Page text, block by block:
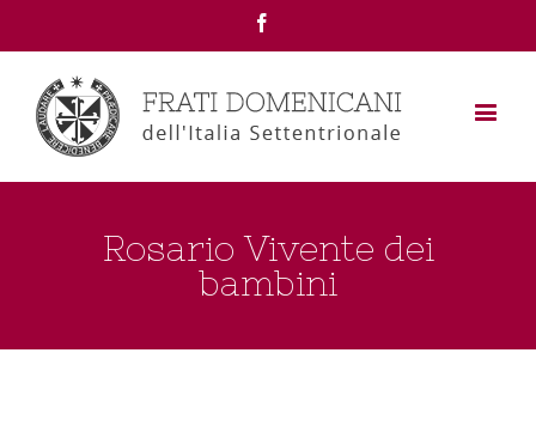
Rosario Vivente dei
bambini